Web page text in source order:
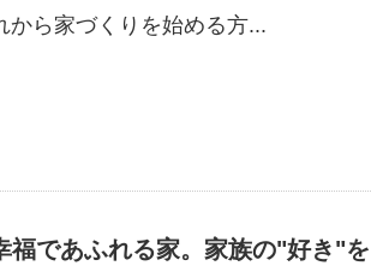
から家づくりを始める方...
福であふれる家。家族の"好き"を